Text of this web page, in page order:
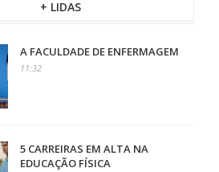
+ LIDAS
A FACULDADE DE ENFERMAGEM
11:32
5 CARREIRAS EM ALTA NA
EDUCAÇÃO FÍSICA